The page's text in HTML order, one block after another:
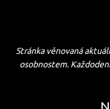
Stránka věnovaná
osobnostem.